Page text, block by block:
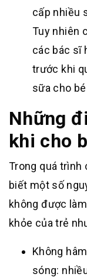
cấp nhiều
Tuy nhiên
các bác sĩ
trước khi
sữa cho
Những
khi cho
Trong quá trình
biết một số
không được
khỏe của trẻ
Không
sóng: